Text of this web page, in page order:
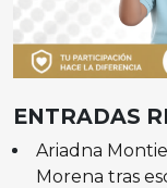
ENTRADAS
Ariadna
Morena tras